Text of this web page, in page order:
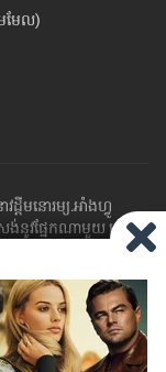
មែល)
ដី​មនោរម្យ.អាំងហ្វូ
នូវ​ផ្នែក​ណា​មួយ​ ឬ​ផ្នែក​
យក​ទៅ​​បោះពុម្ព នៅ
តុអាកាស ឬតាមប្រព័ន្ធ
ក៏ដោយ ដោយ​គ្មាន​ការ​
ផ្ទុយមកវិញ ដើម្បី​ទទួល​
ាវដ្ដី។